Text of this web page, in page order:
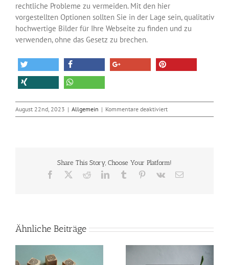
rechtliche Probleme zu vermeiden. Mit den hier
vorgestellten Optionen sollten Sie in der Lage sein, qualitativ
hochwertige Bilder für Ihre Webseite zu finden und zu
verwenden, ohne das Gesetz zu brechen.
August 22nd, 2023 | Allgemein | Kommentare deaktiviertfür
Bildern
und
Bildquellen
Share This Story, Choose Your Platform!
Facebook RedditLinkedInTumblr Pinterest
Vk
E-
Ähnliche Beiträge